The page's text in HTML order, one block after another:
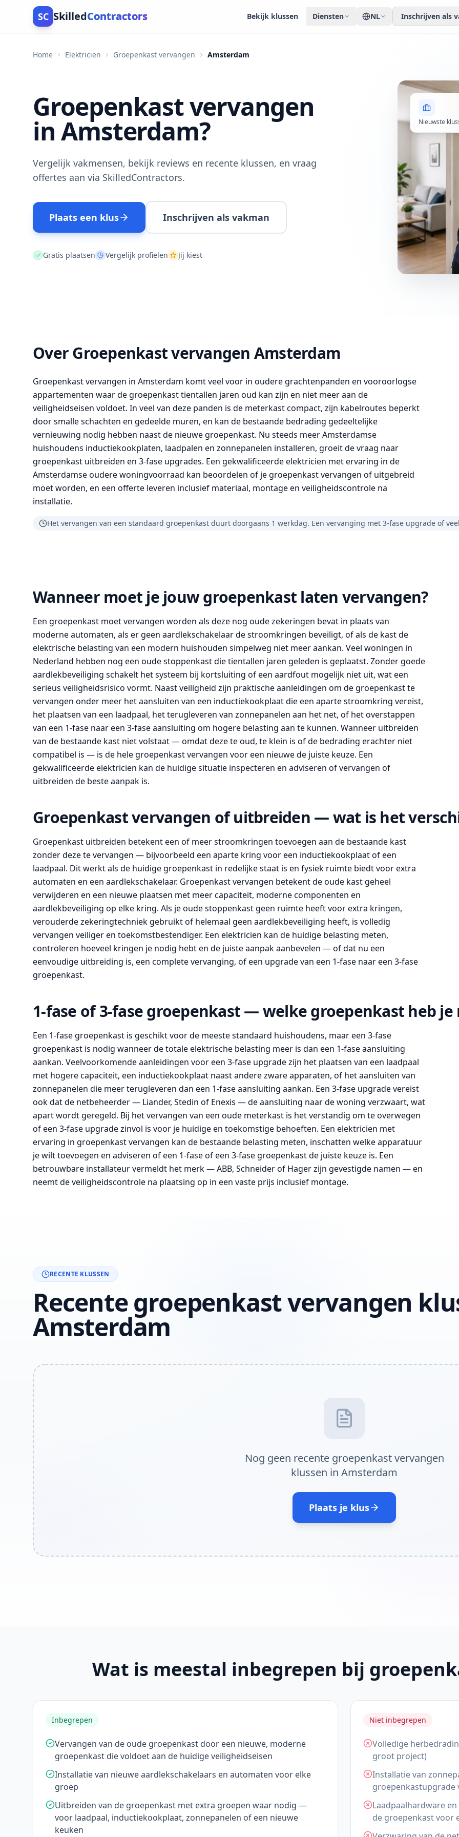
SC SkilledContractors Bekijk klussen Diensten NL Inschrijven als
Home Elektricien Groepenkast vervangen Amsterdam
Groepenkast vervangen
in Amsterdam?
Vergelijk vakmensen, bekijk reviews en recente klussen, en vraag
offertes aan via SkilledContractors.
Plaats een klus Inschrijven als vakman
Gratis plaatsen Vergelijk profielen Jij kiest
Nieuwste
Over Groepenkast vervangen Amsterdam
Groepenkast vervangen in Amsterdam komt veel voor in oudere grachtenpanden en vooroorlogse
appartementen waar de groepenkast tientallen jaren oud kan zijn en niet meer aan de
veiligheidseisen voldoet. In veel van deze panden is de meterkast compact, zijn kabelroutes beperkt
door smalle schachten en gedeelde muren, en kan de bestaande bedrading gedeeltelijke
vernieuwing nodig hebben naast de nieuwe groepenkast. Nu steeds meer Amsterdamse
huishoudens inductiekookplaten, laadpalen en zonnepanelen installeren, groeit de vraag naar
groepenkast uitbreiden en 3-fase upgrades. Een gekwalificeerde elektricien met ervaring in de
Amsterdamse oudere woningvoorraad kan beoordelen of je groepenkast vervangen of uitgebreid
moet worden, en een offerte leveren inclusief materiaal, montage en veiligheidscontrole na
installatie.
Het vervangen van een standaard groepenkast duurt doorgaans 1 werkdag. Een vervanging met 3-fase upgrade of
Wanneer moet je jouw groepenkast laten vervangen?
Een groepenkast moet vervangen worden als deze nog oude zekeringen bevat in plaats van
moderne automaten, als er geen aardlekschakelaar de stroomkringen beveiligt, of als de kast de
elektrische belasting van een modern huishouden simpelweg niet meer aankan. Veel woningen in
Nederland hebben nog een oude stoppenkast die tientallen jaren geleden is geplaatst. Zonder goede
aardlekbeveiliging schakelt het systeem bij kortsluiting of een aardfout mogelijk niet uit, wat een
serieus veiligheidsrisico vormt. Naast veiligheid zijn praktische aanleidingen om de groepenkast te
vervangen onder meer het aansluiten van een inductiekookplaat die een aparte stroomkring vereist,
het plaatsen van een laadpaal, het terugleveren van zonnepanelen aan het net, of het overstappen
van een 1-fase naar een 3-fase aansluiting om hogere belasting aan te kunnen. Wanneer uitbreiden
van de bestaande kast niet volstaat — omdat deze te oud, te klein is of de bedrading erachter niet
compatibel is — is de hele groepenkast vervangen voor een nieuwe de juiste keuze. Een
gekwalificeerde elektricien kan de huidige situatie inspecteren en adviseren of vervangen of
uitbreiden de beste aanpak is.
Groepenkast vervangen of uitbreiden — wat is het
Groepenkast uitbreiden betekent een of meer stroomkringen toevoegen aan de bestaande kast
zonder deze te vervangen — bijvoorbeeld een aparte kring voor een inductiekookplaat of een
laadpaal. Dit werkt als de huidige groepenkast in redelijke staat is en fysiek ruimte biedt voor extra
automaten en een aardlekschakelaar. Groepenkast vervangen betekent de oude kast geheel
verwijderen en een nieuwe plaatsen met meer capaciteit, moderne componenten en
aardlekbeveiliging op elke kring. Als je oude stoppenkast geen ruimte heeft voor extra kringen,
verouderde zekeringtechniek gebruikt of helemaal geen aardlekbeveiliging heeft, is volledig
vervangen veiliger en toekomstbestendiger. Een elektricien kan de huidige belasting meten,
controleren hoeveel kringen je nodig hebt en de juiste aanpak aanbevelen — of dat nu een
eenvoudige uitbreiding is, een complete vervanging, of een upgrade van een 1-fase naar een 3-fase
groepenkast.
1-fase of 3-fase groepenkast — welke groepenkast heb je
Een 1-fase groepenkast is geschikt voor de meeste standaard huishoudens, maar een 3-fase
groepenkast is nodig wanneer de totale elektrische belasting meer is dan een 1-fase aansluiting
aankan. Veelvoorkomende aanleidingen voor een 3-fase upgrade zijn het plaatsen van een laadpaal
met hogere capaciteit, een inductiekookplaat naast andere zware apparaten, of het aansluiten van
zonnepanelen die meer terugleveren dan een 1-fase aansluiting aankan. Een 3-fase upgrade vereist
ook dat de netbeheerder — Liander, Stedin of Enexis — de aansluiting naar de woning verzwaart, wat
apart wordt geregeld. Bij het vervangen van een oude meterkast is het verstandig om te overwegen
of een 3-fase upgrade zinvol is voor je huidige en toekomstige behoeften. Een elektricien met
ervaring in groepenkast vervangen kan de bestaande belasting meten, inschatten welke apparatuur
je wilt toevoegen en adviseren of een 1-fase of een 3-fase groepenkast de juiste keuze is. Een
betrouwbare installateur vermeldt het merk — ABB, Schneider of Hager zijn gevestigde namen — en
neemt de veiligheidscontrole na plaatsing op in een vaste prijs inclusief montage.
RECENTE KLUSSEN
Recente groepenkast vervangen
Amsterdam
Nog geen recente groepenkast vervangen
klussen in Amsterdam
Plaats je klus
Wat is meestal inbegrepen bij
Inbegrepen
Vervangen van de oude groepenkast door een nieuwe, moderne
groepenkast die voldoet aan de huidige veiligheidseisen
Installatie van nieuwe aardlekschakelaars en automaten voor elke
groep
Uitbreiden van de groepenkast met extra groepen waar nodig —
voor laadpaal, inductiekookplaat, zonnepanelen of een nieuwe
keuken
Niet inbegrepen
Volledige
groot project)
Installatie van
groepenkastupgrade
Laadpaalhardware
de groepenkast voor